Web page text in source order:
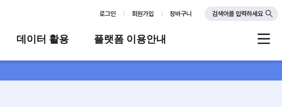
로그인 회원가입 장바구니 검색어를 입력하세요
데이터 활용 플랫폼 이용안내